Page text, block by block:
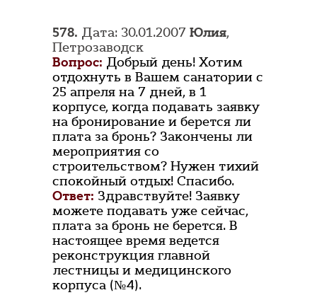
578. Дата: 30.01.2007 Юлия,
Петрозаводск
Вопрос: Добрый день! Хотим
отдохнуть в Вашем санатории с
25 апреля на 7 дней, в 1
корпусе, когда подавать заявку
на бронирование и берется ли
плата за бронь? Закончены ли
мероприятия со
строительством? Нужен тихий
спокойный отдых! Спасибо.
Ответ: Здравствуйте! Заявку
можете подавать уже сейчас,
плата за бронь не берется. В
настоящее время ведется
реконструкция главной
лестницы и медицинского
корпуса (№4).